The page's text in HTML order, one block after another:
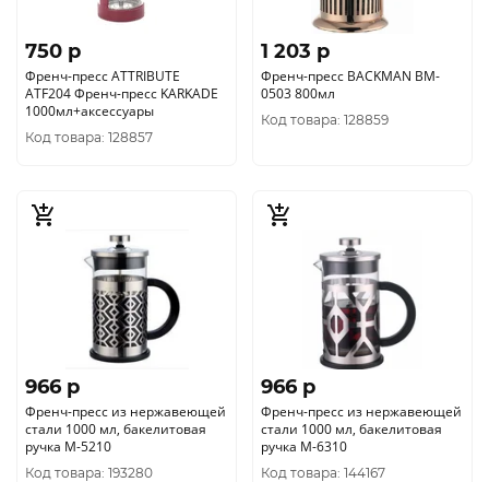
750 p
Френч-пресс ATTRIBUTE
ATF204 Френч-пресс KARKADE
1000мл+аксессуары
Код товара: 128857
1 203 p
Френч-пресс BACKMAN BM-
0503 800мл
Код товара: 128859
966 p
Френч-пресс из нержавеющей
стали 1000 мл, бакелитовая
ручка М-5210
Код товара: 193280
966 p
Френч-пресс из нержавеющей
стали 1000 мл, бакелитовая
ручка М-6310
Код товара: 144167